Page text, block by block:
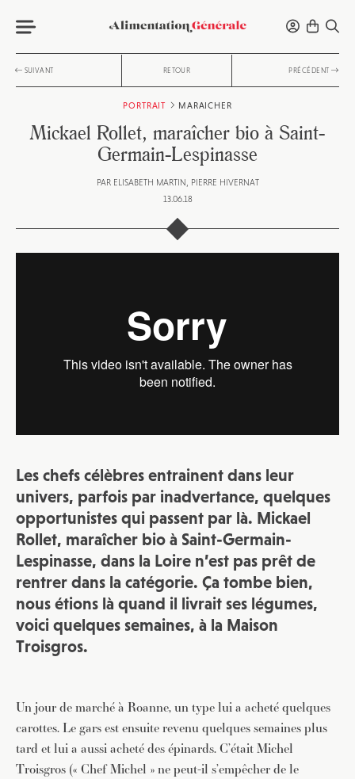
SUIVANT RETOUR PRÉCÉDENT
PORTRAIT MARAICHER
Mickael Rollet, maraîcher bio à Saint-
Germain-Lespinasse
PAR ELISABETH MARTIN
PIERRE HIVERNAT
13.06.18
Les chefs célèbres entrainent dans leur
univers, parfois par inadvertance, quelques
opportunistes qui passent par là. Mickael
Rollet, maraîcher bio à Saint-Germain-
Lespinasse, dans la Loire n’est pas prêt de
rentrer dans la catégorie. Ça tombe bien,
nous étions là quand il livrait ses légumes,
voici quelques semaines, à la Maison
Troisgros.
Un jour de marché à Roanne, un type lui a acheté quelques
carottes. Le gars est ensuite revenu quelques semaines plus
tard et lui a aussi acheté des épinards. C’était Michel
Troisgros (« Chef Michel » ne peut-il s’empêcher de le